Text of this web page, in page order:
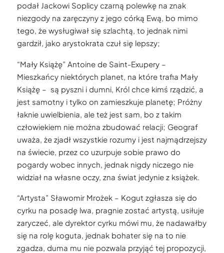
podał Jackowi Soplicy czarną polewkę na znak
niezgody na zaręczyny z jego córką Ewą, bo mimo
tego, że wysługiwał się szlachtą, to jednak nimi
gardził, jako arystokrata czuł się lepszy;
“Mały Książę” Antoine de Saint-Exupery –
Mieszkańcy niektórych planet, na które trafia Mały
Książę – są pyszni i dumni, Król chce kimś rządzić, a
jest samotny i tylko on zamieszkuje planetę; Próżny
łaknie uwielbienia, ale też jest sam, bo z takim
człowiekiem nie można zbudować relacji; Geograf
uważa, że zjadł wszystkie rozumy i jest najmądrzejszy
na świecie, przez co uzurpuje sobie prawo do
pogardy wobec innych, jednak nigdy niczego nie
widział na własne oczy, zna świat jedynie z książek.
“Artysta” Sławomir Mrożek – Kogut zgłasza się do
cyrku na posadę lwa, pragnie zostać artystą, usiłuje
zaryczeć, ale dyrektor cyrku mówi mu, że nadawałby
się na rolę koguta, jednak bohater się na to nie
zgadza, duma mu nie pozwala przyjąć tej propozycji,